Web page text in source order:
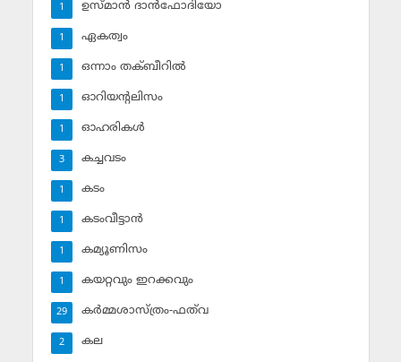
ഉസ്മാന്‍ ദാന്‍ഫോദിയോ
1
ഏകത്വം
1
ഒന്നാം തക്ബീറില്‍
1
ഓറിയന്റലിസം
1
ഓഹരികള്‍
1
കച്ചവടം
3
കടം
1
കടംവീട്ടാന്‍
1
കമ്യൂണിസം
1
കയറ്റവും ഇറക്കവും
1
കര്‍മ്മശാസ്ത്രം-ഫത്‌വ
29
കല
2